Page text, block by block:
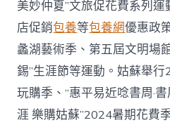
美妙仲夏”文旅促花費系列
店促銷包養等包養網優惠政
蠡湖藝術季、第五屆文明場
錫”生涯節等運動。姑蘇舉
玩購季、“惠平易近唸書周·
涯 樂購姑蘇”2024暑期花費